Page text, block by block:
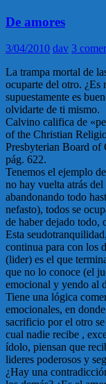
De amores
3/04/2010 dav 3
La trampa mortal de
ocuparte del otro. ¿Es
supuestamente es
olvidarte de ti mismo.
Calvino califica de
of the Christian
Presbyterian Board of
pág. 622.
Tenemos el ejemplo
no hay vuelta atrás
abandonando todo
nefasto), todos se
de haber dejado todo,
Esta
continua para con los
(lider) es el que
que no lo conoce (el
emocional y yendo al
Tiene una lógica
emocionales, en
sacrificio por el otro
cual nadie recibe ,
ídolo, piensan que
lideres poderosos y
¿Hay una